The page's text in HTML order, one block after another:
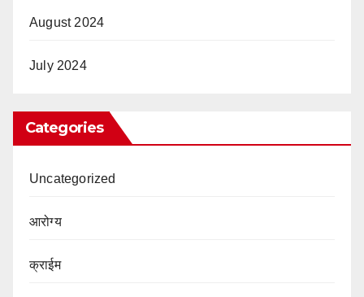
August 2024
July 2024
Categories
Uncategorized
आरोग्य
क्राईम